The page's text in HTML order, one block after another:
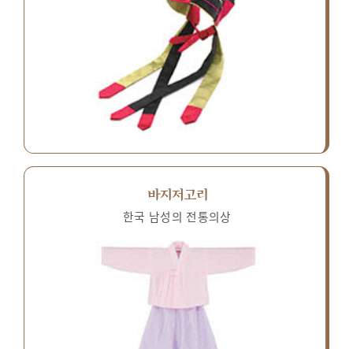
바지저고리
한국 남성의 전통의상